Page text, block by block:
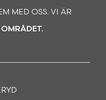
MED OSS. VI ÄR
OMRÅDET.